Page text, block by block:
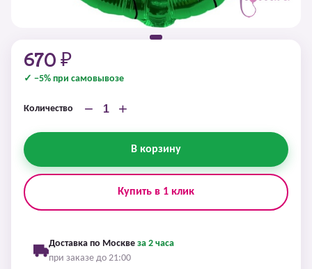
670 ₽
✓ −5% при самовывозе
Количество − +
В корзину
Купить в 1 клик
Доставка по Москве за 2 часа
при заказе до 21:00